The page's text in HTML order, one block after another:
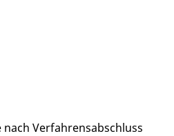
Verfahrensabschluss